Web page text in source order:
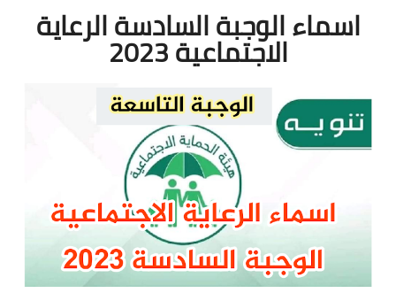
اسماءالوجبة السادسةالرعاية
الاجتماعية 2023